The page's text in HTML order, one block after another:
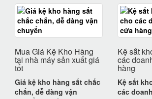
Mua Giá Kệ Kho Hàng
tại nhà máy sản xuất giá
tốt
Giá kệ kho hàng sắt chắc
chắn, dễ dàng vận
Kệ sắt
các
hàng
Kệ sắt
các